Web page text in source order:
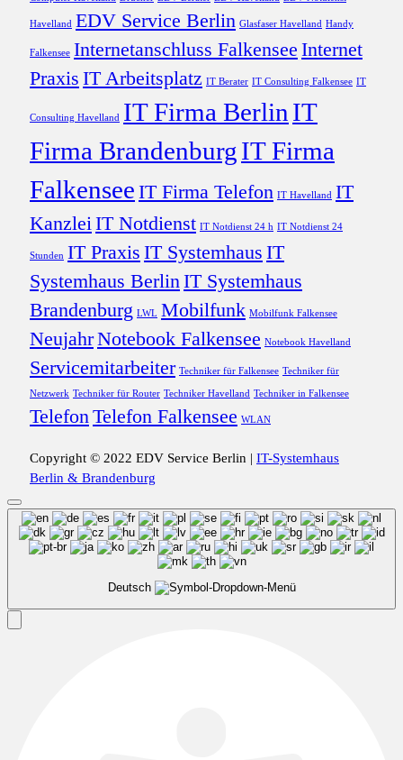
Havelland EDV Service Berlin Glasfaser Havelland Handy
Falkensee Internetanschluss Falkensee Internet
Praxis IT Arbeitsplatz IT Berater IT Consulting Falkensee IT
Consulting Havelland IT Firma Berlin IT
Firma BrandenburgIT Firma
Falkensee IT Firma Telefon IT Havelland IT
Kanzlei IT Notdienst IT Notdienst 24 h IT Notdienst 24
Stunden IT Praxis IT Systemhaus IT
Systemhaus Berlin IT Systemhaus
Brandenburg LWL Mobilfunk Mobilfunk Falkensee
NeujahrNotebook Falkensee Notebook Havelland
Servicemitarbeiter Techniker für Falkensee Techniker für
Netzwerk Techniker für Router Techniker Havelland Techniker in Falkensee
Telefon Telefon Falkensee WLAN
Copyright © 2022 EDV Service Berlin | IT-Systemhaus
Berlin & Brandenburg
Deutsch